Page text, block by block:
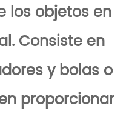
los objetos en
Consiste en
y bolas o
proporcionar